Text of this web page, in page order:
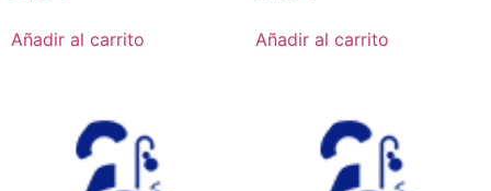
Añadir al carrito Añadir al carrito